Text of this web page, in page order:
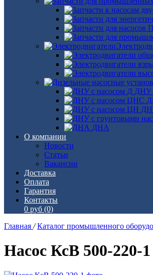
ДНУ
ДНА
О компании
Новости
Статьи
Вакансии
Доставка
Оплата
Гарантия
Контакты
0 руб (0)
Главная / Каталог промышленного
Насос КсВ 500-220-1